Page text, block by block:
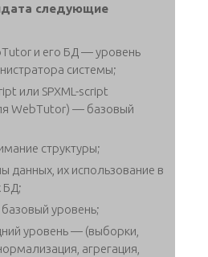
следующие
и его БД — уровень
системы;
или SPXML-script
WebTutor) — базовый
структуры;
данных, их использование в
БД;
уровень;
уровень — (выборки,
агрегация,